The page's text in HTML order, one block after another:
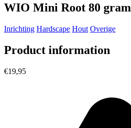
WIO Mini Root 80 gram
Inrichting Hardscape Hout Overige
Product information
€19,95